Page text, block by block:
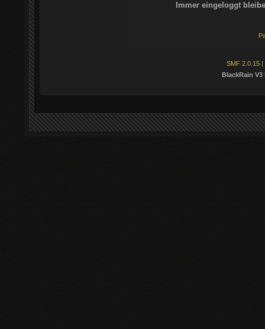
Immer eingeloggt
SMF 2.0.15 |
BlackRain V3